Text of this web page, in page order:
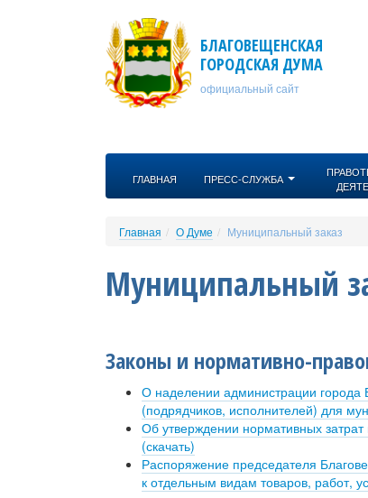
БЛАГОВЕЩЕНСКАЯ
ГОРОДСКАЯ ДУМА
официальный сайт
ГЛАВНАЯ ПРЕСС-СЛУЖБА
Главная О Думе Муниципальный заказ
Муниципальный
Законы и нормативно-
О наделении администрации
(подрядчиков, исполнителей) для
Об утверждении нормативных
(скачать)
Распоряжение председателя
к отдельным видам товаров, работ,